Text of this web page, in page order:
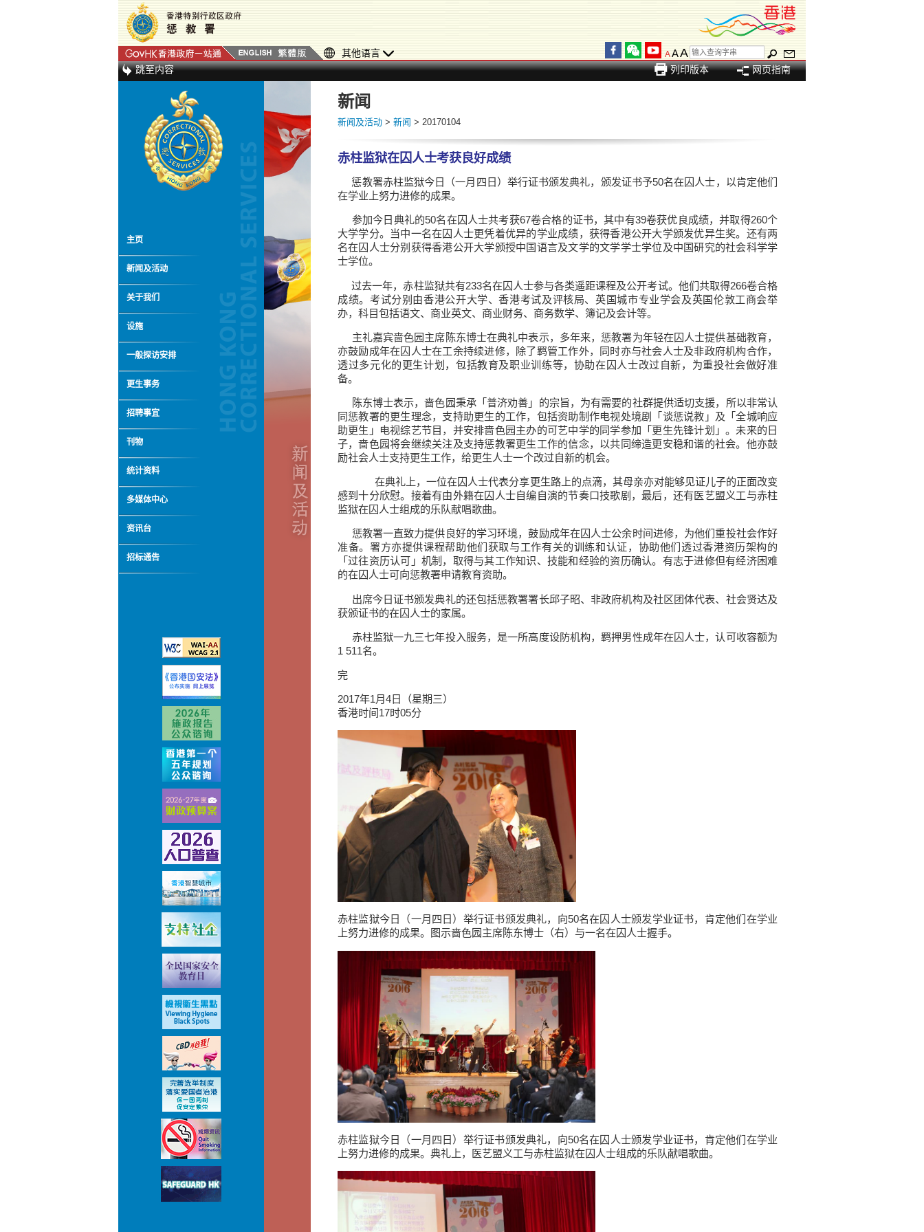
其他语言 AAA
跳至内容 列印版本 网页指南
主页
新闻及活动
关于我们
设施
一般探访安排
更生事务
招聘事宜
刊物
统计资料
多媒体中心
资讯台
招标通告
新闻
新闻及活动 > 新闻 > 20170104
赤柱监狱在囚人士考获良好成绩
惩教署赤柱监狱今日（一月四日）举行证书颁发典礼，颁发证书予50名在囚人士，以肯定他们
在学业上努力进修的成果。
参加今日典礼的50名在囚人士共考获67卷合格的证书，其中有39卷获优良成绩，并取得260个
大学学分。当中一名在囚人士更凭着优异的学业成绩，获得香港公开大学颁发优异生奖。还有两
名在囚人士分别获得香港公开大学颁授中国语言及文学的文学学士学位及中国研究的社会科学学
士学位。
过去一年，赤柱监狱共有233名在囚人士参与各类遥距课程及公开考试。他们共取得266卷合格
成绩。考试分别由香港公开大学、香港考试及评核局、英国城市专业学会及英国伦敦工商会举
办，科目包括语文、商业英文、商业财务、商务数学、簿记及会计等。
主礼嘉宾啬色园主席陈东博士在典礼中表示，多年来，惩教署为年轻在囚人士提供基础教育，
亦鼓励成年在囚人士在工余持续进修，除了羁管工作外，同时亦与社会人士及非政府机构合作，
透过多元化的更生计划，包括教育及职业训练等，协助在囚人士改过自新，为重投社会做好准
备。
陈东博士表示，啬色园秉承「普济劝善」的宗旨，为有需要的社群提供适切支援，所以非常认
同惩教署的更生理念，支持助更生的工作，包括资助制作电视处境剧「谈惩说教」及「全城响应
助更生」电视综艺节目，并安排啬色园主办的可艺中学的同学参加「更生先锋计划」。未来的日
子，啬色园将会继续关注及支持惩教署更生工作的信念，以共同缔造更安稳和谐的社会。他亦鼓
励社会人士支持更生工作，给更生人士一个改过自新的机会。
在典礼上，一位在囚人士代表分享更生路上的点滴，其母亲亦对能够见证儿子的正面改变
感到十分欣慰。接着有由外籍在囚人士自编自演的节奏口技歌剧，最后，还有医艺盟义工与赤柱
监狱在囚人士组成的乐队献唱歌曲。
惩教署一直致力提供良好的学习环境，鼓励成年在囚人士公余时间进修，为他们重投社会作好
准备。署方亦提供课程帮助他们获取与工作有关的训练和认证，协助他们透过香港资历架构的
「过往资历认可」机制，取得与其工作知识、技能和经验的资历确认。有志于进修但有经济困难
的在囚人士可向惩教署申请教育资助。
出席今日证书颁发典礼的还包括惩教署署长邱子昭、非政府机构及社区团体代表、社会贤达及
获颁证书的在囚人士的家属。
赤柱监狱一九三七年投入服务，是一所高度设防机构，羁押男性成年在囚人士，认可收容额为
1 511名。
完
2017年1月4日（星期三）
香港时间17时05分
赤柱监狱今日（一月四日）举行证书颁发典礼，向50名在囚人士颁发学业证书，肯定他们在学业
上努力进修的成果。图示啬色园主席陈东博士（右）与一名在囚人士握手。
赤柱监狱今日（一月四日）举行证书颁发典礼，向50名在囚人士颁发学业证书，肯定他们在学业
上努力进修的成果。典礼上，医艺盟义工与赤柱监狱在囚人士组成的乐队献唱歌曲。